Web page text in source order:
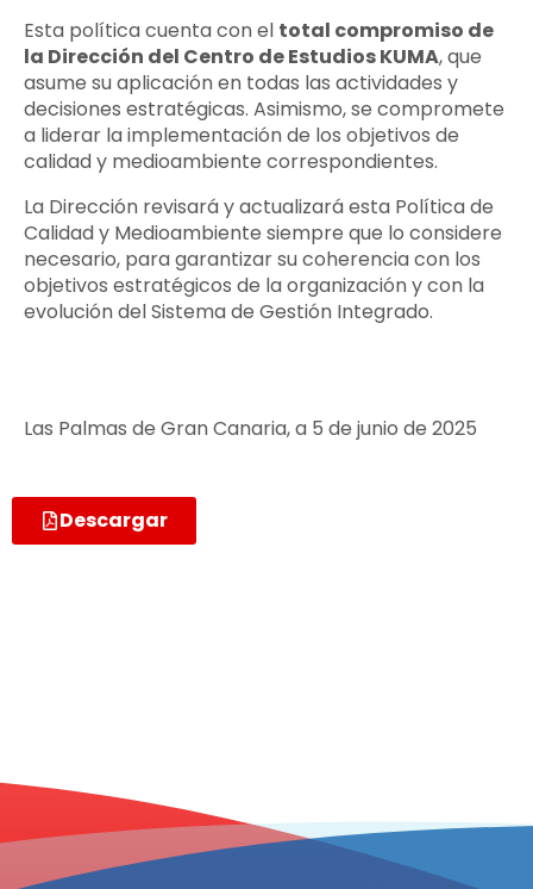
Esta política cuenta con el total compromiso de
la Dirección del Centro de Estudios KUMA, que
asume su aplicación en todas las actividades y
decisiones estratégicas. Asimismo, se compromete
a liderar la implementación de los objetivos de
calidad y medioambiente correspondientes.
La Dirección revisará y actualizará esta Política de
Calidad y Medioambiente siempre que lo considere
necesario, para garantizar su coherencia con los
objetivos estratégicos de la organización y con la
evolución del Sistema de Gestión Integrado.
Las Palmas de Gran Canaria, a 5 de junio de 2025
Descargar